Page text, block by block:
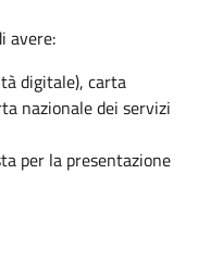
avere:
digitale), carta
nazionale dei servizi
per la presentazione